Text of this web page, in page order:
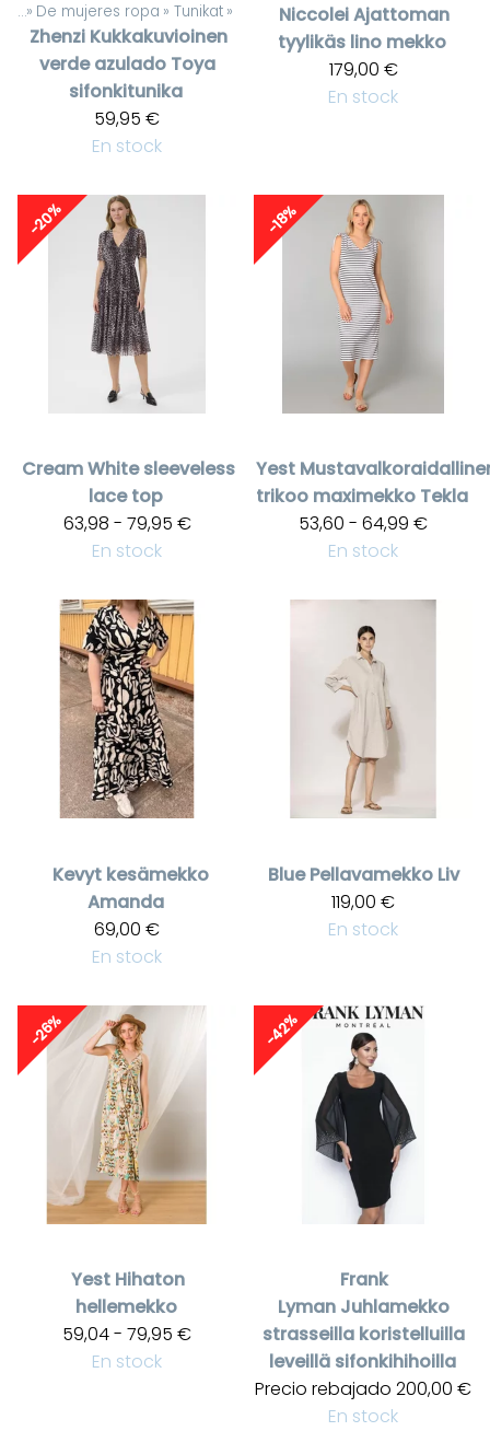
‪» De mujeres ropa ‪» Tunikat ‪»
Zhenzi Kukkakuvioinen
verde azulado Toya
sifonkitunika
59,95 €
En stock
NiccoleiAjattoman
tyylikäs lino mekko
179,00 €
En stock
-20%
CreamWhite sleeveless
lace top
63,98 - 79,95 €
En stock
-18%
Yest
trikoo maximekko Tekla
53,60 - 64,99 €
En stock
Kevyt kesämekko
Amanda
69,00 €
En stock
Blue Pellavamekko Liv
119,00 €
En stock
-26%
Yest Hihaton
hellemekko
59,04 - 79,95 €
En stock
-42%
Frank
Lyman Juhlamekko
strasseilla koristelluilla
leveillä sifonkihihoilla
Precio rebajado 200,00 €
En stock